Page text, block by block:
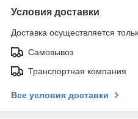
Условия доставки
Доставка осуществляется
Самовывоз
Транспортная компания
Все условия доставки